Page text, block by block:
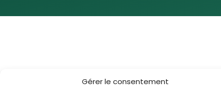
Gérer le consentement